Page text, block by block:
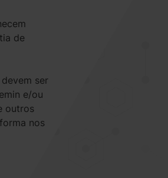
de
ser
e/ou
outros
nos